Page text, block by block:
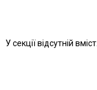
У секції відсутній вміст.